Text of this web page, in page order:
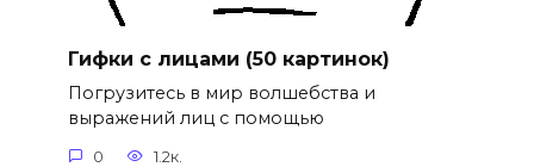
Гифки с лицами (50 картинок)
Погрузитесь в мир волшебства и
выражений лиц с помощью
0 1.2к.